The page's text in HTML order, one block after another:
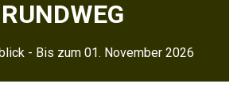
RUNDWEG
- Bis zum 01. November 2026